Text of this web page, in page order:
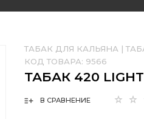
ТАБАК ДЛЯ КАЛЬЯНА |
КОД ТОВАРА: 9566
ТАБАК 420
В СРАВНЕНИЕ